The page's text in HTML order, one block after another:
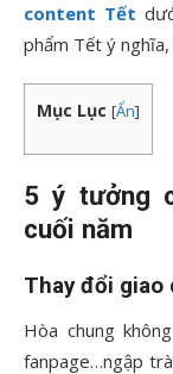
content Tết
phẩm Tết ý
Mục Lục [Ẩn]
5 ý tưởng
cuối năm
Thay đổi giao
Hòa chung
fanpage…ngập